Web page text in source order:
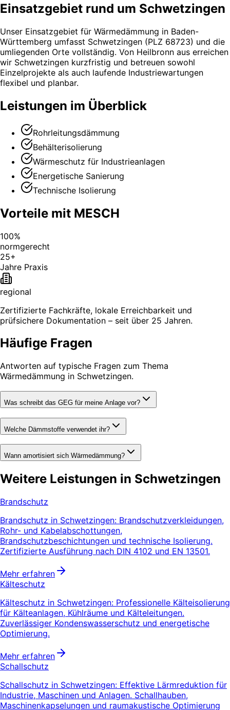
Einsatzgebiet rund um Schwetzingen
Unser Einsatzgebiet für Wärmedämmung in Baden-
Württemberg umfasst Schwetzingen (PLZ 68723) und die
umliegenden Orte vollständig. Von Heilbronn aus erreichen
wir Schwetzingen kurzfristig und betreuen sowohl
Einzelprojekte als auch laufende Industriewartungen
flexibel und planbar.
Leistungen im Überblick
Rohrleitungsdämmung
Behälterisolierung
Wärmeschutz für Industrieanlagen
Energetische Sanierung
Technische Isolierung
Vorteile mit MESCH
100%
normgerecht
25+
Jahre Praxis
regional
Zertifizierte Fachkräfte, lokale Erreichbarkeit und
prüfsichere Dokumentation – seit über 25 Jahren.
Häufige Fragen
Antworten auf typische Fragen zum Thema
Wärmedämmung in Schwetzingen.
Was schreibt das GEG für meine Anlage vor?
Welche Dämmstoffe verwendet ihr?
Wann amortisiert sich Wärmedämmung?
Weitere Leistungen in Schwetzingen
Brandschutz
Brandschutz in Schwetzingen: Brandschutzverkleidungen,
Rohr- und Kabelabschottungen,
Brandschutzbeschichtungen und technische Isolierung.
Zertifizierte Ausführung nach DIN 4102 und EN 13501.
Mehr erfahren
Kälteschutz
Kälteschutz in Schwetzingen: Professionelle Kälteisolierung
für Kälteanlagen, Kühlräume und Kälteleitungen.
Zuverlässiger Kondenswasserschutz und energetische
Optimierung.
Mehr erfahren
Schallschutz
Schallschutz in Schwetzingen: Effektive Lärmreduktion für
Industrie, Maschinen und Anlagen. Schallhauben,
Maschinenkapselungen und raumakustische Optimierung